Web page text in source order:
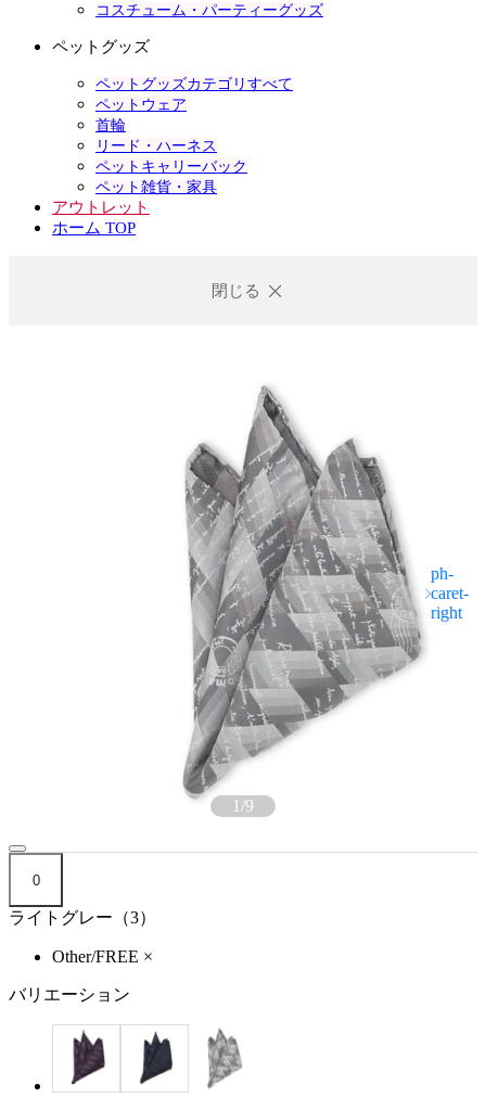
コスチューム・パーティーグッズ
ペットグッズ
ペットグッズカテゴリすべて
ペットウェア
首輪
リード・ハーネス
ペットキャリーバック
ペット雑貨・家具
アウトレット
ホーム TOP
閉じる
1/9
0
ライトグレー（3）
Other/FREE ×
バリエーション